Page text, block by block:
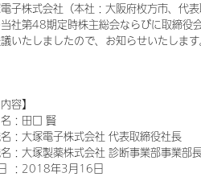
子株式会社（本社：大阪府枚方市、代
社第48期定時株主総会ならびに取締役
いたしましたので、お知らせいたします
容】
： 田口 賢
： 大塚電子株式会社 代表取締役社長
： 大塚製薬株式会社 診断事業部事業部
： 2018年3月16日